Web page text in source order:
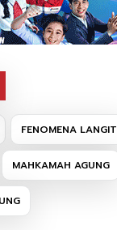
FENOMENA LANGIT
MAHKAMAH AGUNG